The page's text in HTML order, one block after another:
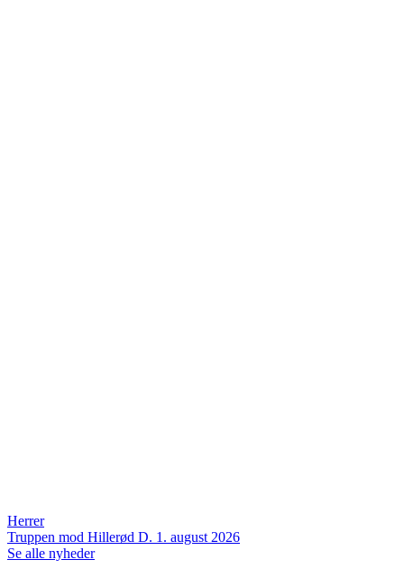
Herrer
Truppen mod Hillerød D. 1. august 2026
Se alle nyheder